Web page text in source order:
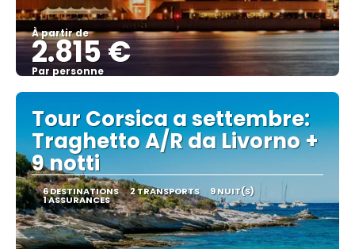
À partir de
2.815 €
Par personne
Afficher
Tour Corsica a settembre:
Traghetto A/R da Livorno +
9 notti
6 DESTINATIONS 2 TRANSPORTS 9 NUIT(S)
1 ASSURANCES